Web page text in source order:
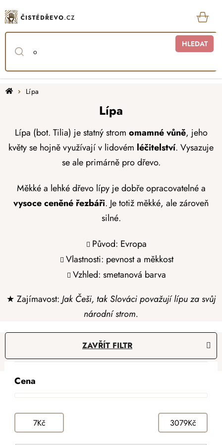
na
obsah
HLEDAT
DomůLípa
Lípa
Lípa (bot. Tilia) je statný strom omamné vůně, jeho
květy se hojně využívají v lidovém léčitelství. Vysazuje
se ale primárně pro dřevo.
Měkké a lehké dřevo lípy je dobře opracovatelné a
vysoce ceněné řezbáři. Je totiž měkké, ale zároveň
silné.
Původ: Evropa
Vlastnosti: pevnost a měkkost
Vzhled: smetanová barva
★ Zajímavost: Jak Češi, tak Slováci považují lípu za svůj
národní strom.
ZAVŘÍT FILTR
Cena
7Kč 3079Kč
V
p